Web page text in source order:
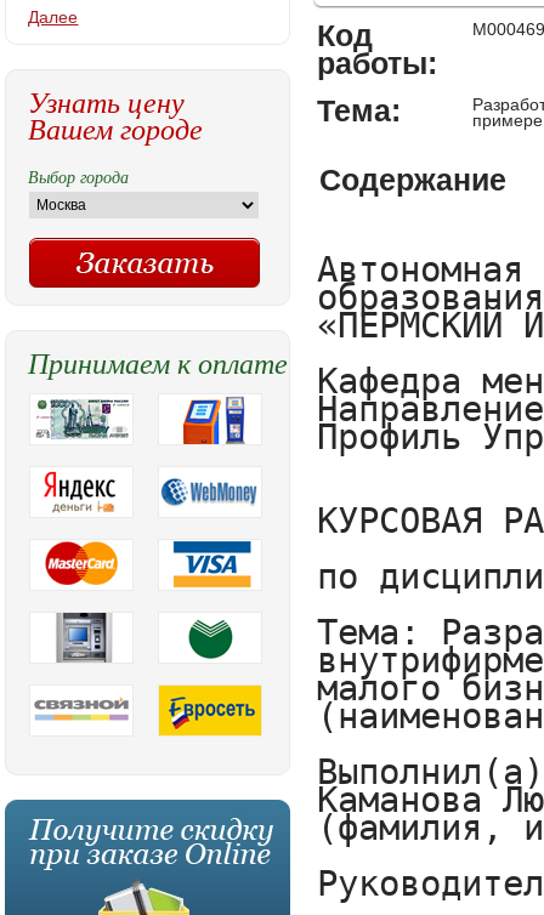
Код
работы:
Тема:
примере
Содержание
Автономная некоммерческая организация высшего образования
«ПЕРМСКИЙ ИНСТИТУТ ЭКОНОМИКИ И ФИНАНСОВ»

Кафедра менеджмента
Направление Менеджмент
Профиль Управление малым бизнесом 


КУРСОВАЯ РАБОТА

по дисциплине  «СТРАТЕГИЧЕСКИЙ МЕНЕДЖМЕНТ»
                (наименование дисциплины)
Тема: Разработка бизнес – плана как инструмент внутрифирменного планирования (на примере субъекта малого бизнеса)
(наименование темы)

Выполнил(а) студент(ка) 2 курса, группы М1-14-Д(И)
Каманова Людмила Ивановна
(фамилия, имя отчество)

Руководитель работы ________________________________________________________
(ученая степень, звание, инициалы, фамилия)

К защите__________________________
(дата, подпись руководителя)

Работа защищена с оценкой__________
____________________	______________
  (подпись руководителя)                  Ф.И.О.

«___» __________________20__г.

Пермь 2016г


ОГЛАВЛЕНИЕ

ВВЕДЕНИЕ	3
ГЛАВА 1. ТЕОРЕТИЧЕСКИЕ ОСНОВЫ ВНУТРИФИРМЕННОГО ПЛАНИРОВАНИЯ 
1.1 Сущность, цели и задачи бизнес-планирования на предприятии…………5
1.2 Специфика бизнес-планирования на предприятиях малого бизнеса……11
ГЛАВА 2. РАЗРАБОТКА БИЗНЕС – ПЛАНА МАССАЖНОГО САЛОНА «SENSE                      15
2.1 Резюме	15
2.2 Описание предприятия	16
2.3 Описание услуг	18
2.4 Оценка конкуренции и маркетинг………………………………………….22
2.5 Организационный план……………………………………………………..24
2.6 Производственный план………………………………………………….....27
2.7 Налогообложение…………………………………………………………....31
2.8 Финансовый план…………………………………………………………...33
2.9 Эффективность проекта…………………………………………………….34
ЗАКЛЮЧЕНИЕ	36
СПИСОК ИСПОЛЬЗОВАННЫХ ИСТОЧНИКОВ	38
ПРИЛОЖЕНИЕ 1	42
ПРИЛОЖЕНИЕ 2	44



ВВЕДЕНИЕ
     Внутрифирменное планирование в условиях рынка представляет собой процесс научного обоснования стратегических и тактических целей хозяйствующего субъекта, выбор оптимальных путей их достижения в соответствии с имеющимися ресурсами.
     В условиях рынка нереально добиться стабильного успеха в бизнесе, если не планировать эффективно его развития, не аккумулировать постоянно информацию о собственных состоянии и перспективах, о состоянии целевых рынков, положении на них конкурентов и так далее. Необходимо не только точно представлять свои потребности на перспективу в материальных, трудовых, интеллектуальных, финансовых ресурсах, но и предусматривать
Далее
Узнать цену
Вашем городе
Выбор города
Принимаем к оплате